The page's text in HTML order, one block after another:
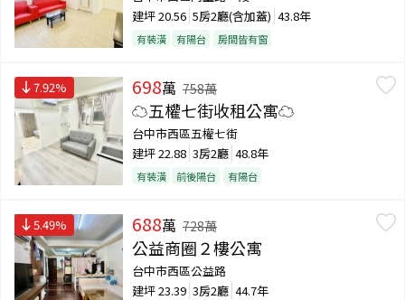
建坪20.56 5房2廳(含加蓋) 43.8年
有裝潢 有陽台 房間皆有窗
7.92% 698萬 758萬
☁️五權七街收租公寓☁️
台中市西區五權七街
建坪22.88 3房2廳 48.8年
有裝潢 前後陽台 有陽台
5.49% 688萬 728萬
公益商圈２樓公寓
台中市西區公益路
建坪23.39 3房2廳 44.7年